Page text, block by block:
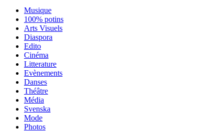
Musique
100% potins
Arts Visuels
Diaspora
Edito
Cinéma
Litterature
Evènements
Danses
Théâtre
Média
Svenska
Mode
Photos